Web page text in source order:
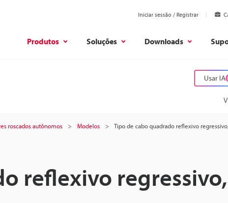
Iniciar sessão / Registrar
Produtos Soluções Downloads
Usar IA
roscados autônomos Modelos Tipo de cabo quadrado reflexivo
reflexivo regressivo,